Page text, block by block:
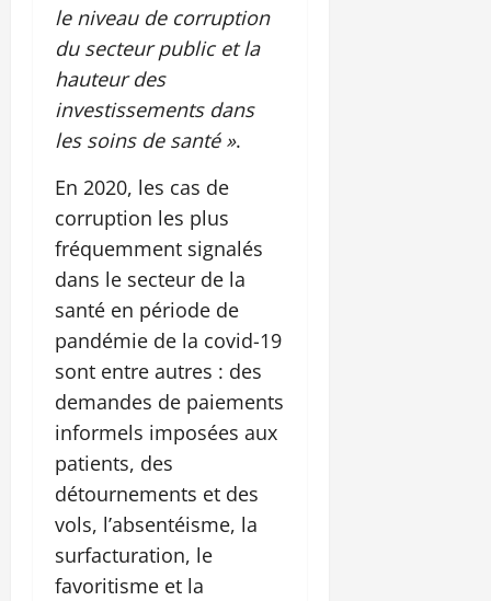
le niveau de corruption
du secteur public et la
hauteur des
investissements dans
les soins de santé ».
En 2020, les cas de
corruption les plus
fréquemment signalés
dans le secteur de la
santé en période de
pandémie de la covid-19
sont entre autres : des
demandes de paiements
informels imposées aux
patients, des
détournements et des
vols, l’absentéisme, la
surfacturation, le
favoritisme et la